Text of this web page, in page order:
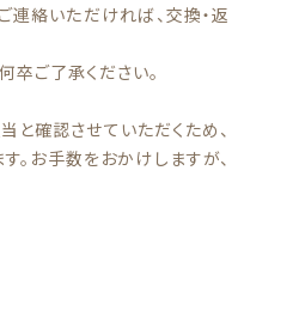
絡いただければ、交換・返
ご了承ください。
確認させていただくため、
。お手数をおかけしますが、